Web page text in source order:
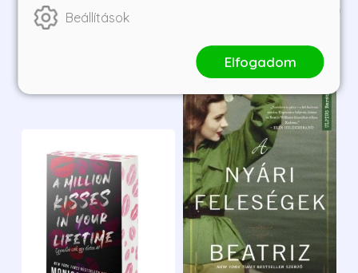
Kategória ajánlatai
Beállítások
Elfogadom